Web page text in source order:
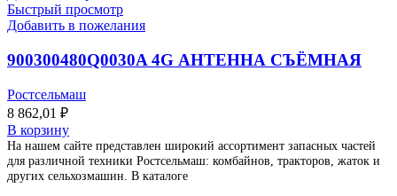
Быстрый просмотр
Добавить в пожелания
900300480Q0030A 4G АНТЕННА СЪЁМНАЯ
Ростсельмаш
8 862,01 ₽
В корзину
На нашем сайте представлен широкий ассортимент запасных частей
для различной техники Ростсельмаш: комбайнов, тракторов, жаток и
других сельхозмашин. В каталоге